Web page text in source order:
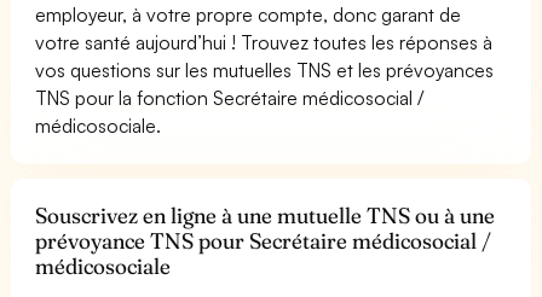
employeur, à votre propre compte, donc garant de
votre santé aujourd’hui ! Trouvez toutes les réponses à
vos questions sur les mutuelles TNS et les prévoyances
TNS pour la fonction Secrétaire médicosocial /
médicosociale.
Souscrivez en ligne à une mutuelle TNS ou à une
prévoyance TNS pour Secrétaire médicosocial /
médicosociale